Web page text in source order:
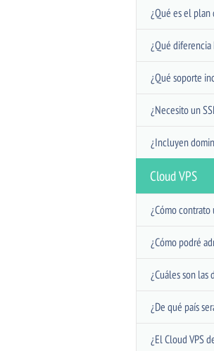
¿Qué es el
¿Qué
¿Qué soporte
¿Necesito un
¿Incluyen
Cloud VPS
¿Cómo
¿Cómo podré
¿Cuáles son las
¿De qué país
¿El Cloud VPS